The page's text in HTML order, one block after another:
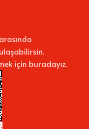
için buradayız.